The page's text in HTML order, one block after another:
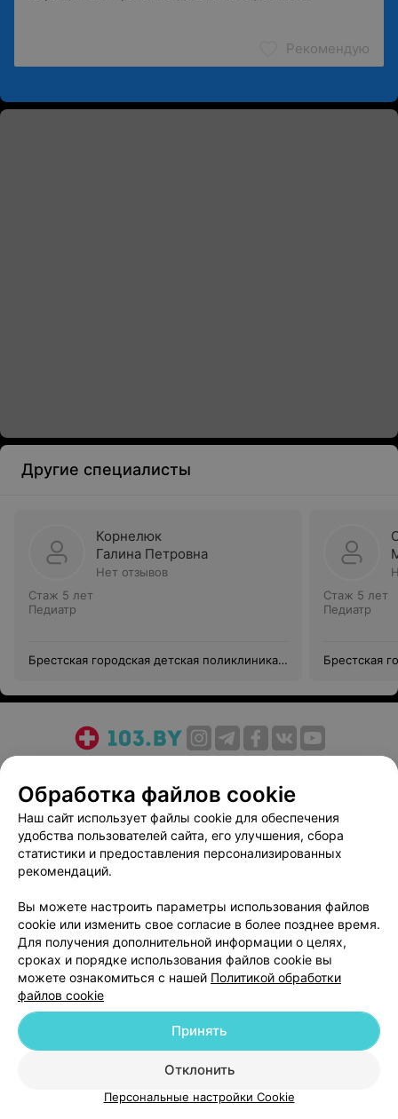
Рекомендую
Другие специалисты
Корнелюк
Галина Петровна
Нет отзывов
Стаж 5 лет
Педиатр
Брестская городская детская поликлиника
Стаж 5 лет
Педиатр
Брестская
Медицинский маркетинг
Публичный договор
Пользовательское соглашение
Способы оплаты
Вакансии
Партнеры
Написать руководителю 103.by
Персональные настройки cookie
Обработка персональных данных
Обработка файлов cookie
Наш сайт использует файлы cookie для обеспечения
удобства пользователей сайта, его улучшения, сбора
статистики и предоставления персонализированных
рекомендаций.
Вы можете настроить параметры использования файлов
cookie или изменить свое согласие в более позднее время.
Для получения дополнительной информации о целях,
сроках и порядке использования файлов cookie вы
можете ознакомиться с нашей Политикой обработки
файлов cookie
Отклонить
Принять
Персональные настройки Cookie